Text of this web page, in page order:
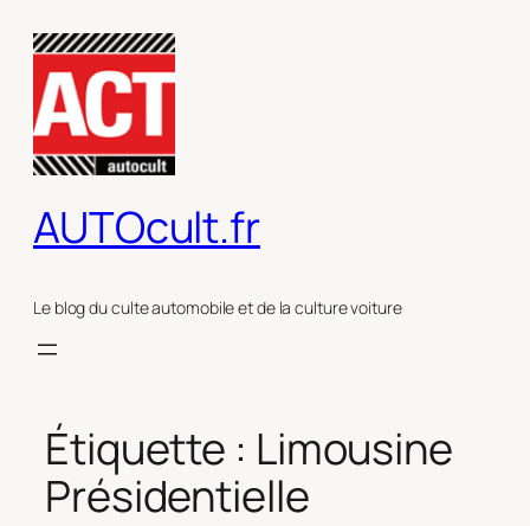
contenu
AUTOcult.fr
Le blog du culte automobile et de la culture voiture
Étiquette : Limousine
Présidentielle